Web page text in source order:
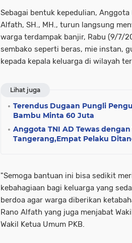
Sebagai bentuk kepedulian, Anggota
Alfath, SH., MH., turun langsung
warga terdampak banjir, Rabu (9/7/
sembako seperti beras, mie instan,
kepada kepala keluarga di wilayah
Lihat juga
Terendus Dugaan Pungli
Bambu Minta 60 Juta
Anggota TNI AD Tewas
Tangerang,Empat Pelaku
"Semoga bantuan ini bisa sedikit
kebahagiaan bagi keluarga yang
berdoa agar warga diberikan
Rano Alfath yang juga menjabat
Wakil Ketua Umum PKB.